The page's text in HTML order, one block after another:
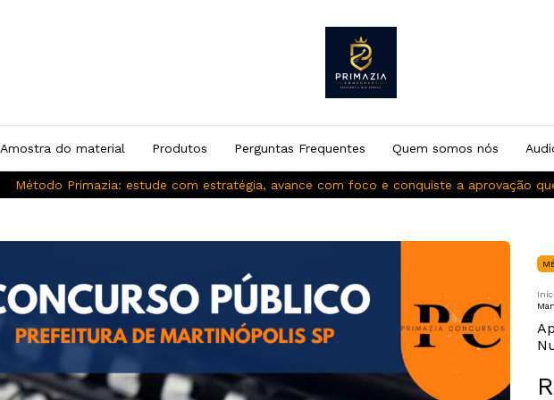
Método Primazia: estude com estratégia, avance com foco e conquiste a aprovação
Amostra do material Produtos Perguntas Frequentes Quem somos nós